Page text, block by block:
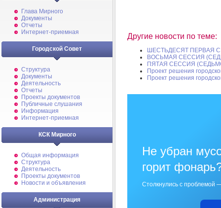
Глава Мирного
Документы
Отчеты
Интернет-приемная
Городской Совет
Структура
Документы
Деятельность
Отчеты
Проекты документов
Публичные слушания
Информация
Интернет-приемная
КСК Мирного
Общая информация
Структура
Деятельность
Проекты документов
Новости и объявления
Администрация
Другие новости по теме:
ШЕСТЬДЕСЯТ ПЕРВАЯ
ВОСЬМАЯ СЕССИЯ
ПЯТАЯ СЕССИЯ
Проект решения
Проект решения
Не убран
горит
Столкнулись с проблемой